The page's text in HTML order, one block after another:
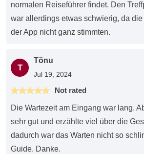
normalen Reiseführer findet. Den
war allerdings etwas schwierig, da
der App nicht ganz stimmten.
T
Tõnu
Jul 19, 2024
Not rated
Die Wartezeit am Eingang war lang.
sehr gut und erzählte viel über die
dadurch war das Warten nicht so
Guide. Danke.